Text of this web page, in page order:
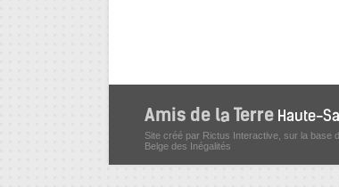
Site créé par Rictus Interactive, sur la base
Belge des Inégalités